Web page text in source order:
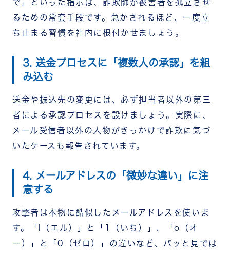
で」といった指示は、詐欺師が被害者を孤立させ
るための常套手段です。急かされるほど、一度立
ち止まる習慣を社内に根付かせましょう。
3. 送金プロセスに「複数人の承認」を組
み込む
送金や振込先の変更には、必ず担当者以外の第三
者による承認プロセスを設けましょう。実際に、
メール受信者以外の人物がきっかけで詐欺に気づ
いたケースも報告されています。
4. メールアドレスの「微妙な違い」に注
意する
攻撃者は本物に酷似したメールアドレスを使いま
す。「l（エル）」と「1（いち）」、「o（オ
ー）」と「0（ゼロ）」の違いなど、パッと見では